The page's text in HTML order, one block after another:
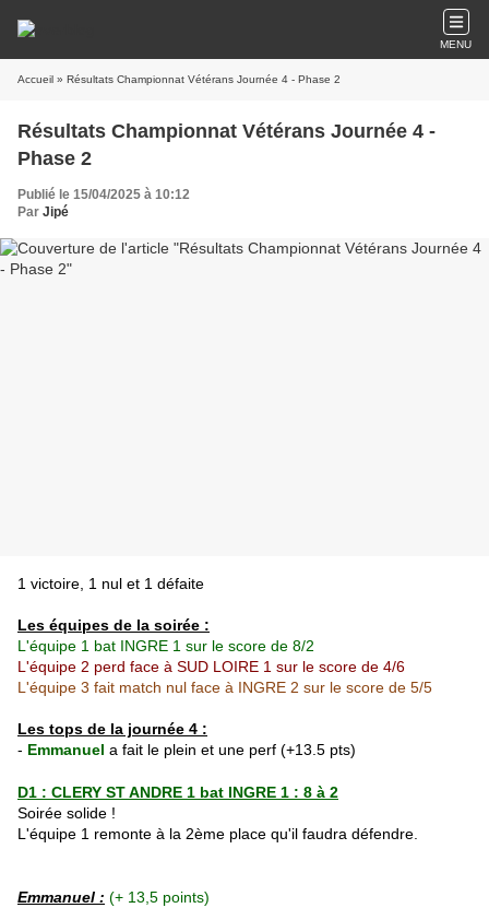
MENU
Accueil » Résultats Championnat Vétérans Journée 4 - Phase 2
Résultats Championnat Vétérans Journée 4 -
Phase 2
Publié le 15/04/2025 à 10:12
Par Jipé
1 victoire, 1 nul et 1 défaite
Les équipes de la soirée :
L'équipe 1 bat INGRE 1 sur le score de 8/2
L'équipe 2 perd face à SUD LOIRE 1 sur le score de 4/6
L'équipe 3 fait match nul face à INGRE 2 sur le score de 5/5
Les tops de la journée 4 :
- Emmanuel a fait le plein et une perf (+13.5 pts)
D1 : CLERY ST ANDRE 1 bat INGRE 1 : 8 à 2
Soirée solide !
L'équipe 1 remonte à la 2ème place qu'il faudra défendre.
Emmanuel : (+ 13,5 points)